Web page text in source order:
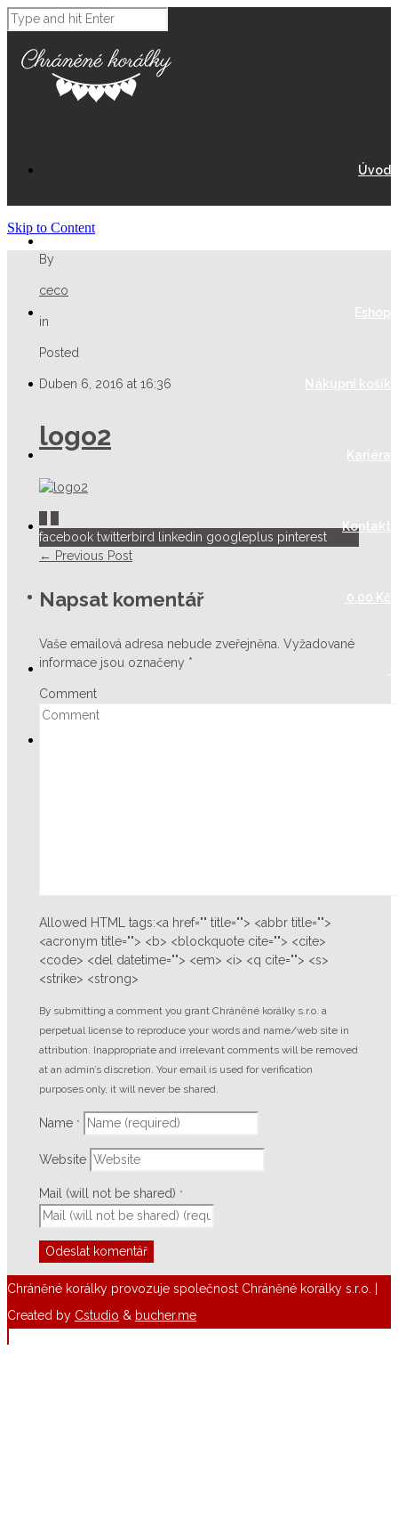
Úvod
Eshop
Nákupní košík
Kariéra
Kontakt
0,00 Kč
Skip to Content
By
ceco
in
Posted
Duben 6, 2016 at 16:36
logo2
facebook twitterbird linkedin googleplus pinterest
← Previous Post
Napsat komentář
Vaše emailová adresa nebude zveřejněna. Vyžadované
informace jsou označeny *
Comment
Allowed HTML tags:<a href="" title=""> <abbr title="">
<acronym title=""> <b> <blockquote cite=""> <cite>
<code> <del datetime=""> <em> <i> <q cite=""> <s>
<strike> <strong>
By submitting a comment you grant Chráněné korálky s.r.o. a
perpetual license to reproduce your words and name/web site in
attribution. Inappropriate and irrelevant comments will be removed
at an admin’s discretion. Your email is used for verification
purposes only, it will never be shared.
Name *
Website
Mail (will not be shared) *
Chráněné korálky provozuje společnost Chráněné korálky s.r.o. |
Created by Cstudio & bucher.me